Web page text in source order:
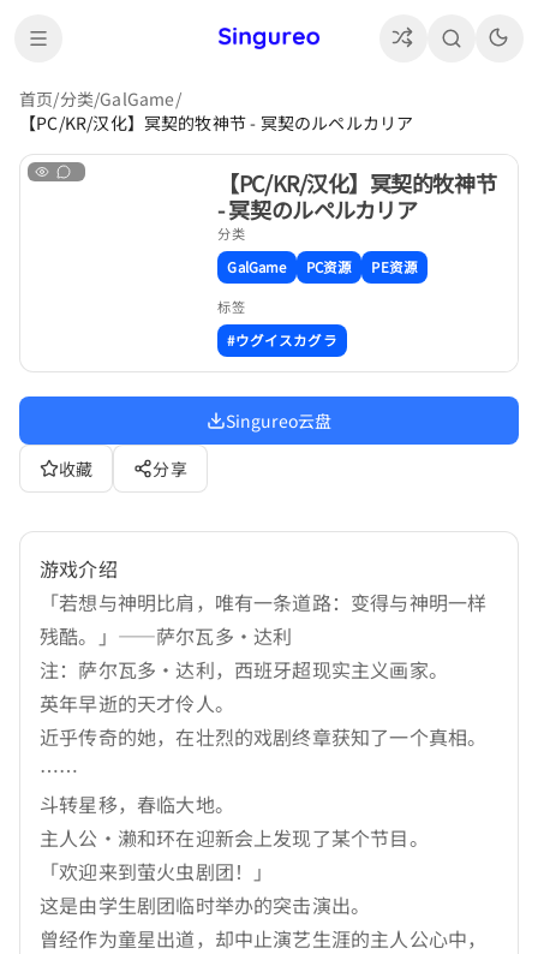
首页/分类/GalGame/
【PC/KR/汉化】冥契的牧神节 - 冥契のルペルカリア
【PC/KR/汉化】冥契的牧神节
- 冥契のルペルカリア
分类
GalGame
PC资源 PE资源
标签
#ウグイスカグラ
Singureo云盘
收藏
分享
游戏介绍
「若想与神明比肩，唯有一条道路：变得与神明一样
残酷。」——萨尔瓦多・达利
注：萨尔瓦多・达利，西班牙超现实主义画家。
英年早逝的天才伶人。
近乎传奇的她，在壮烈的戏剧终章获知了一个真相。
……
斗转星移，春临大地。
主人公・濑和环在迎新会上发现了某个节目。
「欢迎来到萤火虫剧团！」
这是由学生剧团临时举办的突击演出。
曾经作为童星出道，却中止演艺生涯的主人公心中，